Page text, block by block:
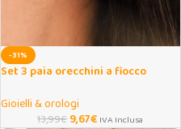
-31%
Set 3 paia orecchini a fiocco
Gioielli & orologi
13,99€9,67€ IVA Inclusa